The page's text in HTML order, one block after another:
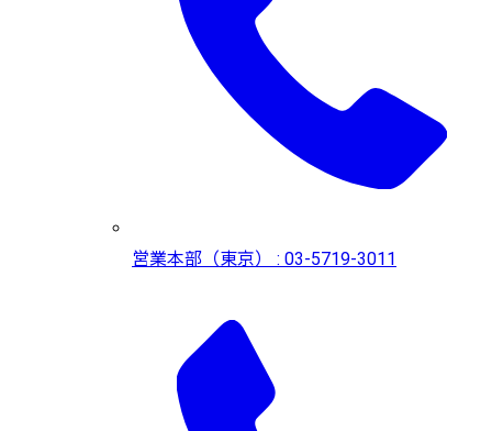
営業本部（東京） : 03-5719-3011